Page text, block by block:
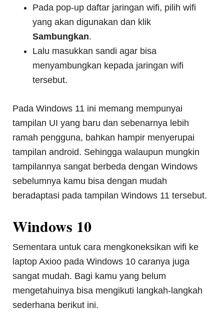
Pada pop-up daftar jaringan wifi, pilih wifi
yang akan digunakan dan klik
Sambungkan.
Lalu masukkan sandi agar bisa
menyambungkan kepada jaringan wifi
tersebut.
Pada Windows 11 ini memang mempunyai
tampilan UI yang baru dan sebenarnya lebih
ramah pengguna, bahkan hampir menyerupai
tampilan android. Sehingga walaupun mungkin
tampilannya sangat berbeda dengan Windows
sebelumnya kamu bisa dengan mudah
beradaptasi pada tampilan Windows 11 tersebut.
Windows 10
Sementara untuk cara mengkoneksikan wifi ke
laptop Axioo pada Windows 10 caranya juga
sangat mudah. Bagi kamu yang belum
mengetahuinya bisa mengikuti langkah-langkah
sederhana berikut ini.